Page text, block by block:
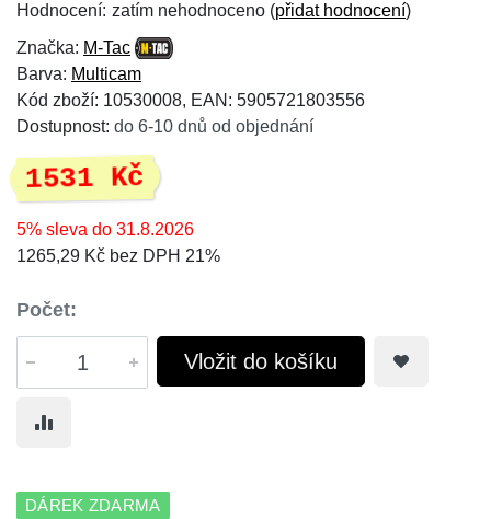
Hodnocení: zatím nehodnoceno (přidat hodnocení)
Značka: M-Tac
Barva: Multicam
Kód zboží: 10530008, EAN: 5905721803556
Dostupnost: do 6-10 dnů od objednání
1531 Kč
5% sleva do 31.8.2026
1265,29 Kč bez DPH 21%
Počet:
Vložit do košíku
DÁREK ZDARMA